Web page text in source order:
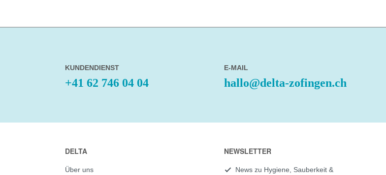
KUNDENDIENST
+41 62 746 04 04
E-MAIL
hallo@delta-zofingen.ch
DELTA
Über uns
NEWSLETTER
News zu Hygiene, Sauberkeit &